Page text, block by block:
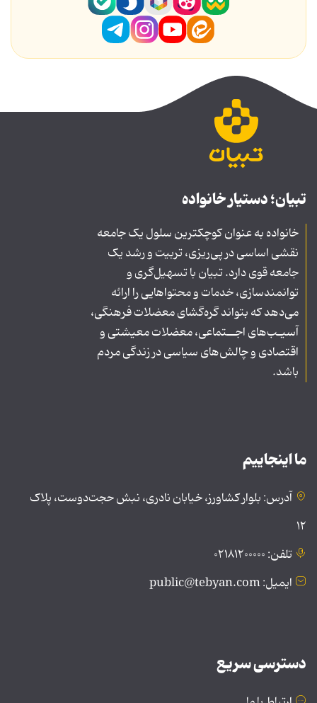
تبیان؛ دستیار خانواده
خانواده به عنوان کوچکترین سلول یک جامعه
نقشی اساسی در پی‌ریزی، تربیت و رشد یک
جامعه قوی دارد. تبیان با تسهیل‌گری و
توانمندسازی، خدمات و محتواهایی را ارائه
می‌دهد که بتواند گره‌گشای معضلات فرهنگی،
آسیـب‌های اجــتماعی، معضلات معیشتی و
اقتصادی و چالش‌های سیاسی در زندگی مردم
باشد.
ما اینجاییم
آدرس: بلوار کشاورز، خیابان نادری، نبش حجت‌دوست، پلاک
۱۲
تلفن: ۰۲۱۸۱۲۰۰۰۰۰
ایمیل: public@tebyan.com
دسترسی سریع